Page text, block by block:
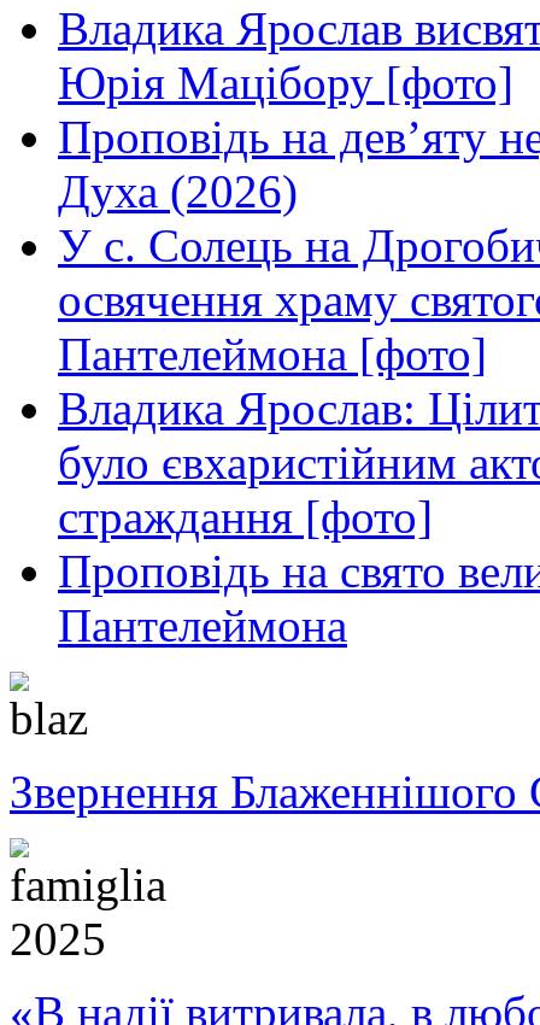
Владика Ярослав
Юрія Мацібору [фото]
Проповідь на дев’яту
Духа (2026)
У с. Солець на
освячення храму
Пантелеймона [фото]
Владика Ярослав:
було євхаристійним
страждання [фото]
Проповідь на свято
Пантелеймона
Звернення Блаженнішого
«В надії витривала, в